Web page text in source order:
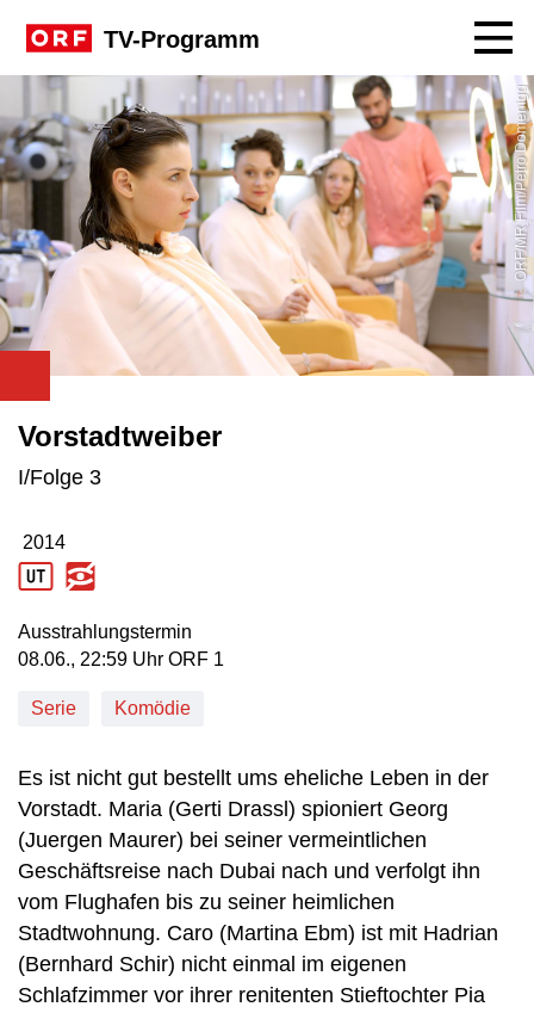
TV-Programm
ORF/MR Film/Petro Domenigg
Vorstadtweiber
I/Folge 3
Produktionsjahr: 2014
2014
Ausstrahlungstermin
08. Juni, 22:59 Uhr in ORF 1
08.06., 22:59 Uhr ORF 1
Serie Komödie
Es ist nicht gut bestellt ums eheliche Leben in der
Vorstadt. Maria (Gerti Drassl) spioniert Georg
(Juergen Maurer) bei seiner vermeintlichen
Geschäftsreise nach Dubai nach und verfolgt ihn
vom Flughafen bis zu seiner heimlichen
Stadtwohnung. Caro (Martina Ebm) ist mit Hadrian
(Bernhard Schir) nicht einmal im eigenen
Schlafzimmer vor ihrer renitenten Stieftochter Pia